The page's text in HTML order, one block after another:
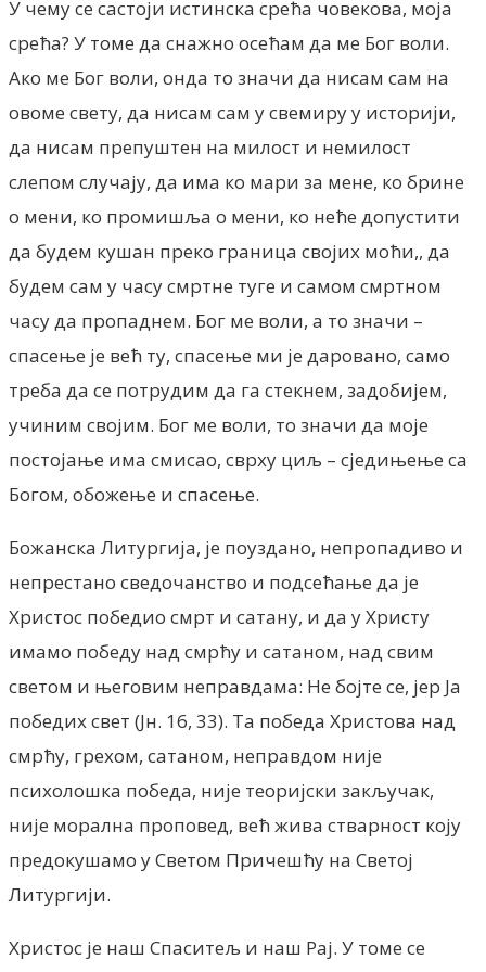
У чему се састоји истинска срећа човекова, моја
срећа? У томе да снажно осећам да ме Бог воли.
Ако ме Бог воли, онда то значи да нисам сам на
овоме свету, да нисам сам у свемиру у историји,
да нисам препуштен на милост и немилост
слепом случају, да има ко мари за мене, ко брине
о мени, ко промишља о мени, ко неће допустити
да будем кушан преко граница својих моћи,, да
будем сам у часу смртне туге и самом смртном
часу да пропаднем. Бог ме воли, а то значи –
спасење је већ ту, спасење ми је даровано, само
треба да се потрудим да га стекнем, задобијем,
учиним својим. Бог ме воли, то значи да моје
постојање има смисао, сврху циљ – сједињење са
Богом, обожење и спасење.
Божанска Литургија, је поуздано, непропадиво и
непрестано сведочанство и подсећање да је
Христос победио смрт и сатану, и да у Христу
имамо победу над смрћу и сатаном, над свим
светом и његовим неправдама: Не бојте се, јер Ја
победих свет (Јн. 16, 33). Та победа Христова над
смрћу, грехом, сатаном, неправдом није
психолошка победа, није теоријски закључак,
није морална проповед, већ жива стварност коју
предокушамо у Светом Причешћу на Светој
Литургији.
Христос је наш Спаситељ и наш Рај. У томе се